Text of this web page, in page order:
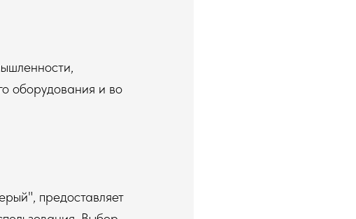
оборудования и во
предоставляет